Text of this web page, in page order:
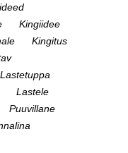
Kingiidee
Kingitus
Lastele
Puuvillane